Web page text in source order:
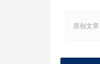
原创文